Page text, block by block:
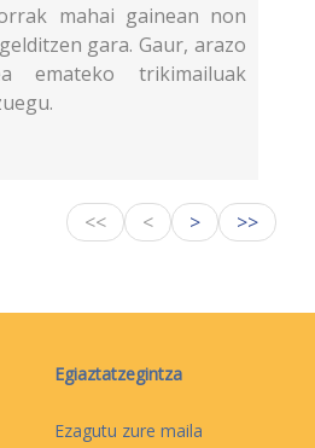
mahai gainean non
gara. Gaur, arazo
emateko trikimailuak
<< < > >>
Egiaztatzegintza
Ezagutu zure maila